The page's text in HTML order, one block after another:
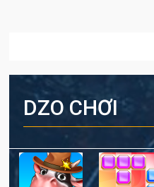
DZO CHƠI